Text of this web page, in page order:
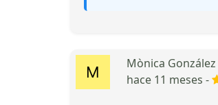
Mònica
hace 11 meses -